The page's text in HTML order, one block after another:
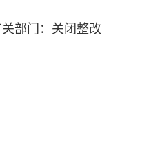
部门：关闭整改